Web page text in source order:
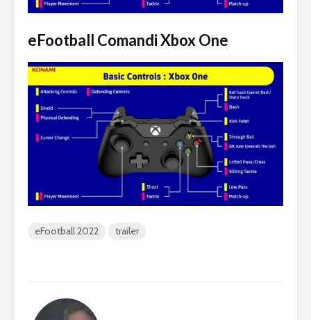
eFootball Comandi Xbox One
eFootball 2022 trailer